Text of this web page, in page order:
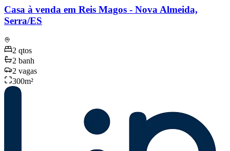
Casa à venda em Reis Magos - Nova Almeida,
Serra/ES
2 qtos
2 banh
2 vagas
300m²